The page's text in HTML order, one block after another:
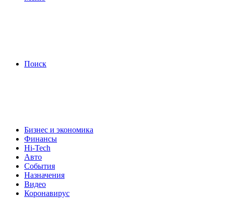
Поиск
Бизнес и экономика
Финансы
Hi-Tech
Авто
События
Назначения
Видео
Коронавирус